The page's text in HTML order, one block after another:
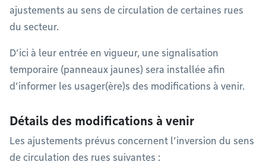
ajustements au sens de circulation de certaines rues
du secteur.​
D’ici à leur entrée en vigueur, une signalisation
temporaire (panneaux jaunes) sera installée afin
d’informer les usager(ère)s des modifications à venir.
Détails des modifications à venir
Les ajustements prévus concernent l’inversion du sens
de circulation des rues suivantes :​